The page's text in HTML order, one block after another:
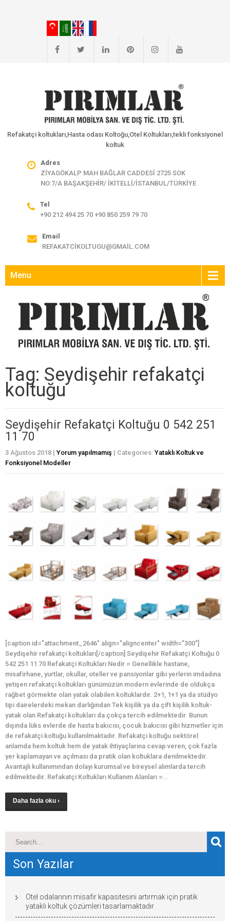
Refakatçi koltukları,Hasta odası Koltoğu,Otel Koltukları,tekli fonksiyonel
koltuk
Adres
ZİYAGÖKALP MAH BAĞLAR CADDESİ 2725 SOK
NO:7/A BAŞAKŞEHİR/ İKİTELLİ/İSTANBUL/TÜRKİYE
Tel
+90 212 494 25 70 +90 850 259 79 70
Email
REFAKATCIKOLTUGU@GMAIL.COM
Menu
Tag: Seydişehir refakatçi
koltuğu
Seydişehir Refakatçi Koltuğu 0 542 251
11 70
3 Ağustos 2018 | Yorum yapılmamış | Categories: Yataklı Koltuk ve
Fonksiyonel Modeller
[caption id="attachment_2646" align="aligncenter" width="300"]
Seydişehir refakatçi koltukları[/caption] Seydişehir Refakatçi Koltuğu 0
542 251 11 70 Refakatçi Koltukları Nedir = Genellikle hastane,
misafirhane, yurtlar, okullar, oteller ve pansiyonlar gibi yerlerin imdadına
yetişen refakatçi koltukları günümüzün modern evlerinde de oldukça
rağbet görmekte olan yatak olabilen koltuklardır. 2+1, 1+1 ya da stüdyo
tipi dairelerdeki mekan darlığından Tek kişilik ya da çift kişilik koltuk-
yatak olan Refakatçi koltukları da çokça tercih edilmektedir. Bunun
dışında lüks evlerde de hasta bakıcısı, çocuk bakıcısı gibi hizmetler için
de refakatçi koltuğu kullanılmaktadır. Refakatçi koltuğu sektörel
anlamda hem koltuk hem de yatak ihtiyaçlarına cevap veren, çok fazla
yer kaplamayan ve açılması da pratik olan koltuklara denilmektedir.
Avantajlı kullanımından dolayı kurumsal ve bireysel alımlarda tercih
edilmektedir. Refakatçi Koltukları Kullanım Alanları =...
Daha fazla oku ›
Son Yazılar
Otel odalarının misafir kapasitesini artırmak için pratik
yataklı koltuk çözümleri tasarlamaktadır